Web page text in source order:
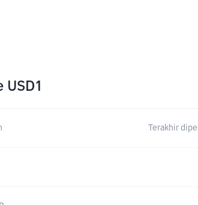
USD1
Terakhir